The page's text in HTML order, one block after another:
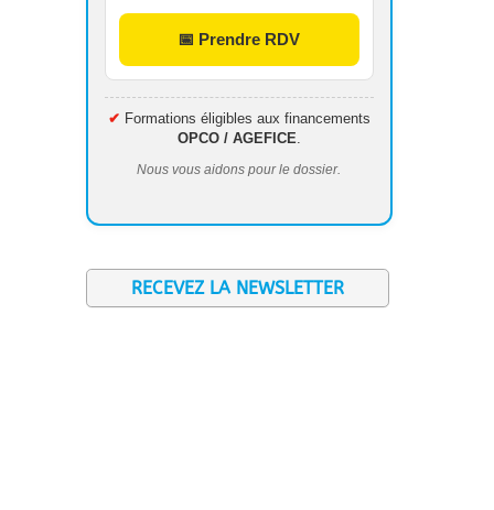
📅 Prendre RDV
✔ Formations éligibles aux financements
OPCO / AGEFICE
Nous vous aidons pour le dossier.
RECEVEZ LA NEWSLETTER